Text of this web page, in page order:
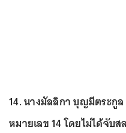
14. นางมัลลิกา บุญมีตระกู
หมายเลข 14 โดยไม่ได้จับ